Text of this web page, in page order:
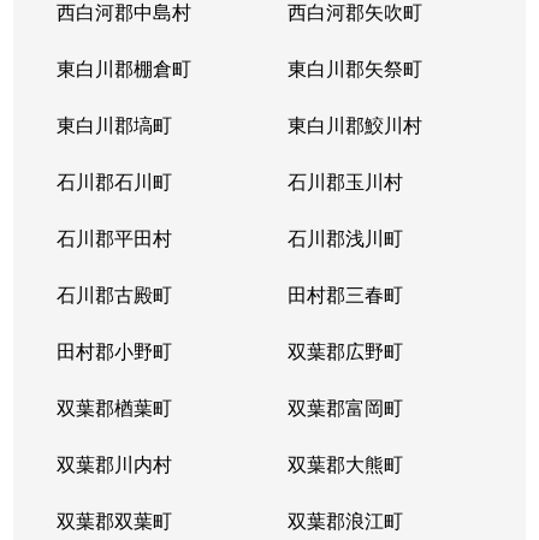
西白河郡中島村 西白河郡矢吹町
東白川郡棚倉町 東白川郡矢祭町
東白川郡塙町 東白川郡鮫川村
石川郡石川町 石川郡玉川村
石川郡平田村 石川郡浅川町
石川郡古殿町 田村郡三春町
田村郡小野町 双葉郡広野町
双葉郡楢葉町 双葉郡富岡町
双葉郡川内村 双葉郡大熊町
双葉郡双葉町 双葉郡浪江町